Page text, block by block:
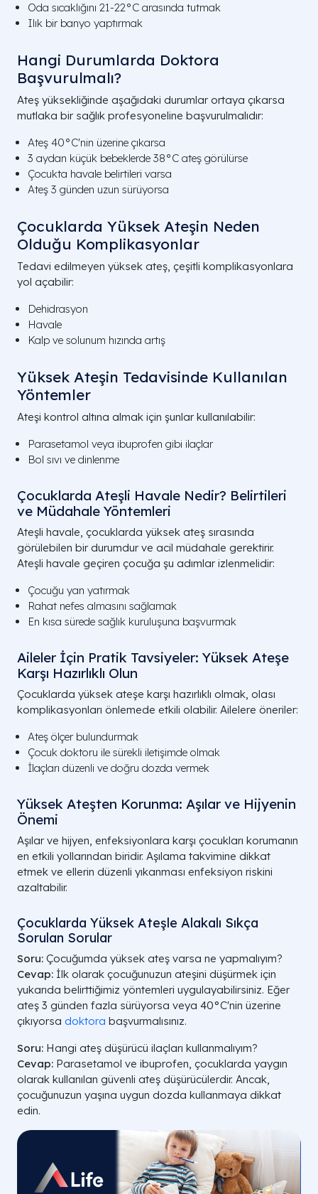
Oda sıcaklığını 21-22°C arasında tutmak
Ilık bir banyo yaptırmak
Hangi Durumlarda Doktora
Başvurulmalı?
Ateş yüksekliğinde aşağıdaki durumlar ortaya çıkarsa
mutlaka bir sağlık profesyoneline başvurulmalıdır:
Ateş 40°C'nin üzerine çıkarsa
3 aydan küçük bebeklerde 38°C ateş görülürse
Çocukta havale belirtileri varsa
Ateş 3 günden uzun sürüyorsa
Çocuklarda Yüksek Ateşin Neden
Olduğu Komplikasyonlar
Tedavi edilmeyen yüksek ateş, çeşitli komplikasyonlara
yol açabilir:
Dehidrasyon
Havale
Kalp ve solunum hızında artış
Yüksek Ateşin Tedavisinde Kullanılan
Yöntemler
Ateşi kontrol altına almak için şunlar kullanılabilir:
Parasetamol veya ibuprofen gibi ilaçlar
Bol sıvı ve dinlenme
Çocuklarda Ateşli Havale Nedir? Belirtileri
ve Müdahale Yöntemleri
Ateşli havale, çocuklarda yüksek ateş sırasında
görülebilen bir durumdur ve acil müdahale gerektirir.
Ateşli havale geçiren çocuğa şu adımlar izlenmelidir:
Çocuğu yan yatırmak
Rahat nefes almasını sağlamak
En kısa sürede sağlık kuruluşuna başvurmak
Aileler İçin Pratik Tavsiyeler: Yüksek Ateşe
Karşı Hazırlıklı Olun
Çocuklarda yüksek ateşe karşı hazırlıklı olmak, olası
komplikasyonları önlemede etkili olabilir. Ailelere öneriler:
Ateş ölçer bulundurmak
Çocuk doktoru ile sürekli iletişimde olmak
İlaçları düzenli ve doğru dozda vermek
Yüksek Ateşten Korunma: Aşılar ve Hijyenin
Önemi
Aşılar ve hijyen, enfeksiyonlara karşı çocukları korumanın
en etkili yollarından biridir. Aşılama takvimine dikkat
etmek ve ellerin düzenli yıkanması enfeksiyon riskini
azaltabilir.
Çocuklarda Yüksek Ateşle Alakalı Sıkça
Sorulan Sorular
Soru: Çocuğumda yüksek ateş varsa ne yapmalıyım?
Cevap: İlk olarak çocuğunuzun ateşini düşürmek için
yukarıda belirttiğimiz yöntemleri uygulayabilirsiniz. Eğer
ateş 3 günden fazla sürüyorsa veya 40°C'nin üzerine
çıkıyorsa doktora başvurmalısınız.
Soru: Hangi ateş düşürücü ilaçları kullanmalıyım?
Cevap: Parasetamol ve ibuprofen, çocuklarda yaygın
olarak kullanılan güvenli ateş düşürücülerdir. Ancak,
çocuğunuzun yaşına uygun dozda kullanmaya dikkat
edin.